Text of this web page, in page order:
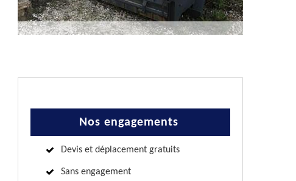
Nos engagements
Devis et déplacement gratuits
Sans engagement